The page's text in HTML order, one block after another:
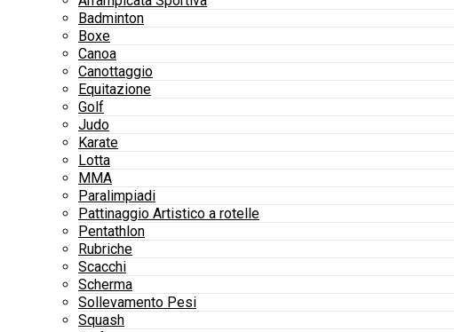
Badminton
Boxe
Canoa
Canottaggio
Equitazione
Golf
Judo
Karate
Lotta
MMA
Paralimpiadi
Pattinaggio Artistico a rotelle
Pentathlon
Rubriche
Scacchi
Scherma
Sollevamento Pesi
Squash